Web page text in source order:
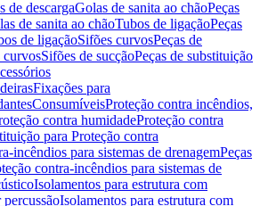
de descargaGolas de sanita ao chãoPeças
de sanita ao chãoTubos de ligaçãoPeças
de ligaçãoSifões curvosPeças de
curvosSifões de sucçãoPeças de substituição
Fixações para
ConsumíveisProteção contra incêndios,
contra humidadeProteção contra
para Proteção contra
incêndios para sistemas de drenagemPeças
contra-incêndios para sistemas de
Isolamentos para estrutura com
Isolamentos para estrutura com